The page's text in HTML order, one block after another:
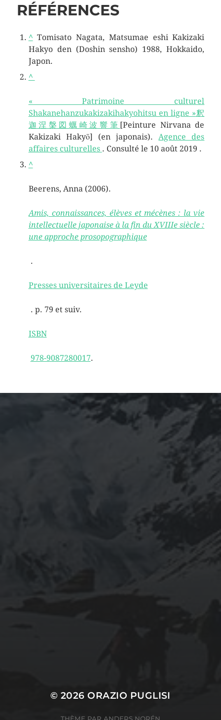
RÉFÉRENCES
^ Tomisato Nagata, Matsumae eshi Kakizaki
Hakyo den (Doshin sensho) 1988, Hokkaido,
Japon.
^
« Patrimoine culturel
Shakanehanzukakizakihakyohitsu en ligne »釈
迦涅槃図蠣崎波響筆 [Peinture Nirvana de
Kakizaki Hakyō] (en japonais). Agence des
affaires culturelles . Consulté le 10 août 2019 .
^
Beerens, Anna (2006).
Amis, connaissances, élèves et mécènes : la vie
intellectuelle japonaise à la fin du XVIIIe siècle :
une approche prosopographique
.
Presses universitaires de Leyde
. p. 79 et suiv.
ISBN
978-9087280017.
ARCHIVES
© 2026ORAZIO PUGLISI